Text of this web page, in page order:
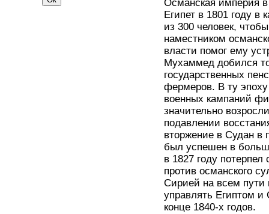
Османская империя
Египет в 1801 году в
из 300 человек,
наместником
власти помог ему
Мухаммед добился
государственных
фермеров. В ту
военных кампаний
значительно
подавлении
вторжение в Судан в
был успешен в
в 1827 году
против османского
Сирией на всем пути
управлять Египтом и
конце 1840-х годов.